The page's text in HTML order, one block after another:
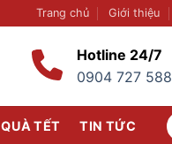
Trang chủ Giới thiệu
Hotline 24/7
0904 727 588
QUÀ TẾT TIN TỨC